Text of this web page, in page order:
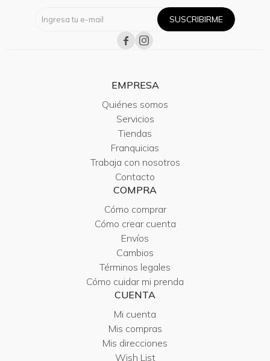
SUSCRIBIRME
 
EMPRESA
Quiénes somos
Servicios
Tiendas
Franquicias
Trabaja con nosotros
Contacto
COMPRA
Cómo comprar
Cómo crear cuenta
Envíos
Cambios
Términos legales
Cómo cuidar mi prenda
CUENTA
Mi cuenta
Mis compras
Mis direcciones
Wish List